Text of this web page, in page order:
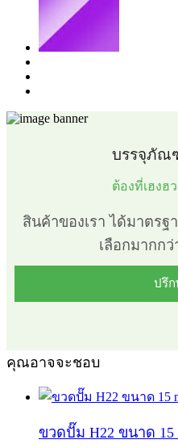
ทอง
บรรจุภั
ต้องที่เฮง
สินค้าของเรา ได้มาตร
เลือกมากกว่
ปรึก
คุณอาจจะชอบ
ขวดปั๊ม H22 ขนาด 15